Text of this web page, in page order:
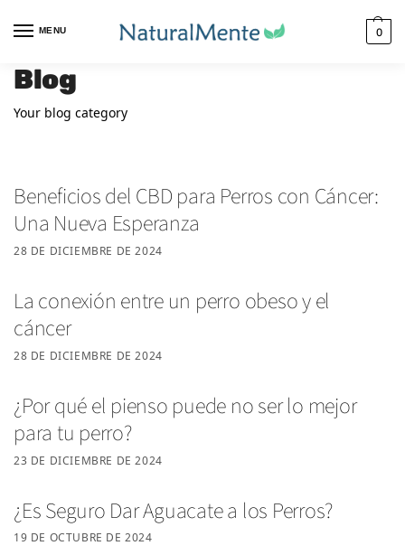
MENU 0
Blog
Your blog category
Beneficios del CBD para Perros con Cáncer:
Una Nueva Esperanza
28 DE DICIEMBRE DE 2024
La conexión entre un perro obeso y el
cáncer
28 DE DICIEMBRE DE 2024
¿Por qué el pienso puede no ser lo mejor
para tu perro?
23 DE DICIEMBRE DE 2024
¿Es Seguro Dar Aguacate a los Perros?
19 DE OCTUBRE DE 2024